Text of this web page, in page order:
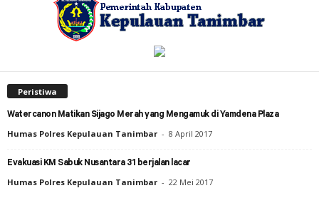
Peristiwa
Watercanon Matikan Sijago Merah yang Mengamuk di Yamdena Plaza
Humas Polres Kepulauan Tanimbar - 8 April 2017
Evakuasi KM Sabuk Nusantara 31 berjalan lacar
Humas Polres Kepulauan Tanimbar - 22 Mei 2017